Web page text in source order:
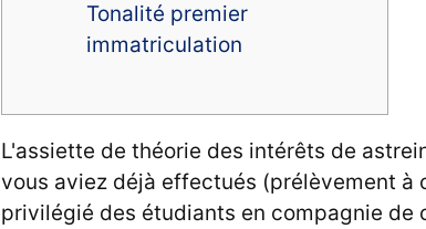
Tonalité premier
immatriculation
L'assiette de théorie des intérêts de
vous aviez déjà effectués (prélèvement
privilégié des étudiants en compagnie de